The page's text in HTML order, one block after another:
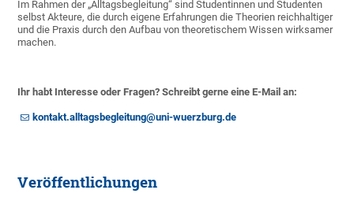
Im Rahmen der „Alltagsbegleitung“ sind Studentinnen und Studenten
selbst Akteure, die durch eigene Erfahrungen die Theorien reichhaltiger
und die Praxis durch den Aufbau von theoretischem Wissen wirksamer
machen.
Ihr habt Interesse oder Fragen? Schreibt gerne eine E-Mail an:
kontakt.alltagsbegleitung@uni-wuerzburg.de
Veröffentlichungen